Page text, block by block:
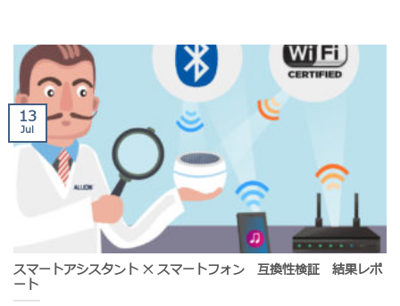
スマートアシスタント ✕ スマートフォン 互換性検証 結果レポ
ート
13
Jul